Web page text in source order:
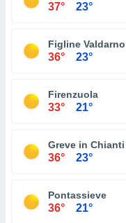
37° 23°
Figline Valdarno
36° 23°
Firenzuola
33° 21°
Greve in Chianti
36° 23°
Pontassieve
36° 21°